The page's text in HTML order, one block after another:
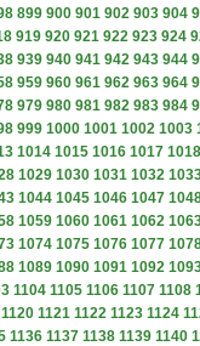
899 900 901 902 903 904
919 920 921 922 923 924
939 940 941 942 943 944
959 960 961 962 963 964
979 980 981 982 983 984
999 1000 1001 1002 1003
1014 1015 1016 1017 1018
1029 1030 1031 1032
1044 1045 1046 1047
1059 1060 1061 1062
1074 1075 1076 1077
1089 1090 1091 1092
1104 1105 1106 1107 1108
1120 1121 1122 1123 1124
1136 1137 1138 1139 1140